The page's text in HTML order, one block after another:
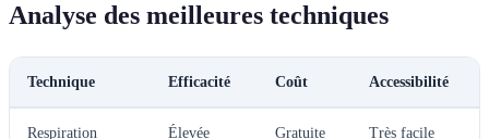
Analyse des meilleures techniques
Technique Efficacité Coût Accessibilité
Respiration Élevée Gratuite Très facile